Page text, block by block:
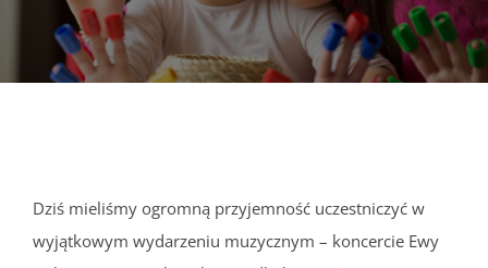
DOKUMENTY
PROJEKTY
Dziś mieliśmy ogromną przyjemność uczestniczyć w
wyjątkowym wydarzeniu muzycznym – koncercie Ewy